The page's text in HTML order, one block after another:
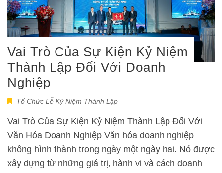
Vai Trò Của Sự Kiện Kỷ Niệm
Thành Lập Đối Với Doanh
Nghiệp
Tổ Chức Lễ Kỷ Niệm Thành Lập
Vai Trò Của Sự Kiện Kỷ Niệm Thành Lập Đối Với
Văn Hóa Doanh Nghiệp Văn hóa doanh nghiệp
không hình thành trong ngày một ngày hai. Nó được
xây dựng từ những giá trị, hành vi và cách doanh